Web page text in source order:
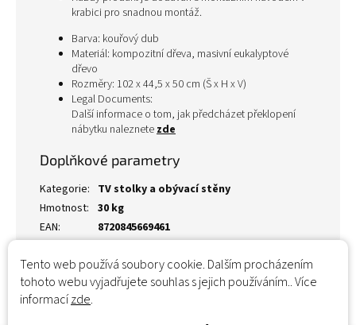
Tento web používá soubory cookie. Dalším procházením
tohoto webu vyjadřujete souhlas s jejich používáním.. Více
informacízde.
krabici pro snadnou montáž.
Barva: kouřový dub
Materiál: kompozitní dřeva, masivní eukalyptové
dřevo
Rozměry: 102 x 44,5 x 50 cm (Š x H x V)
Legal Documents:
Další informace o tom, jak předcházet překlopení
nábytku naleznetezde
Doplňkové parametry
Kategorie: TV stolky a obývací stěny
Hmotnost: 30 kg
EAN: 8720845669461